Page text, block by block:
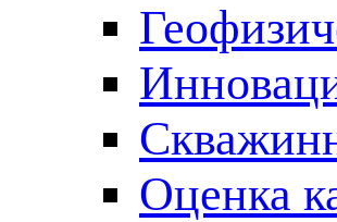
Оценка